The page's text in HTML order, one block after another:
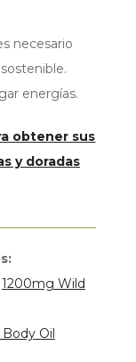
necesario
energías.
obtener sus
y doradas
1200mg Wild
Oil